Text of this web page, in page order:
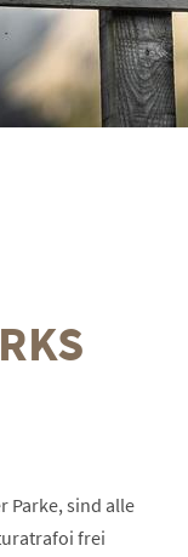
Parke, sind alle
frei